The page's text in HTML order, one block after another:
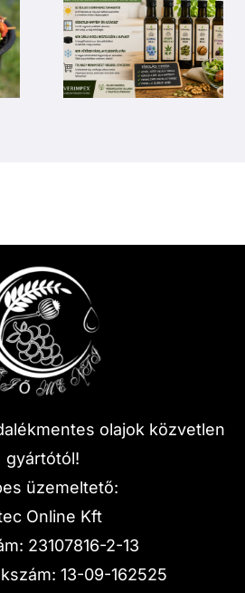
olajok közvetlen
gyártótól!
üzemeltető:
Online Kft
23107816-2-13
13-09-162525